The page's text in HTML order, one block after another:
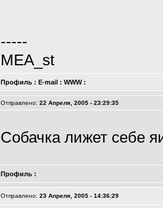
-----
MEA_st
Профиль : E-mail : WWW:
Отправлено: 22 Апреля, 2005 - 23:29:35
Собачка лижет себе
Профиль :
Отправлено: 23 Апреля, 2005 - 14:36:29